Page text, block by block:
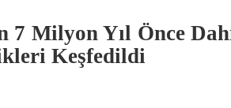
7 Milyon Yıl Önce
Keşfedildi